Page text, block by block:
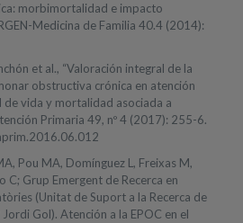
morbimortalidad e impacto
Medicina de Familia 40.4 (2014):
et al., “Valoración integral de la
obstructiva crónica en atención
de vida y mortalidad asociada a
Primaria 49, nº 4 (2017): 255-6.
Pou MA, Domínguez L, Freixas M,
C; Grup Emergent de Recerca en
(Unitat de Suport a la Recerca de
Gol). Atención a la EPOC en el